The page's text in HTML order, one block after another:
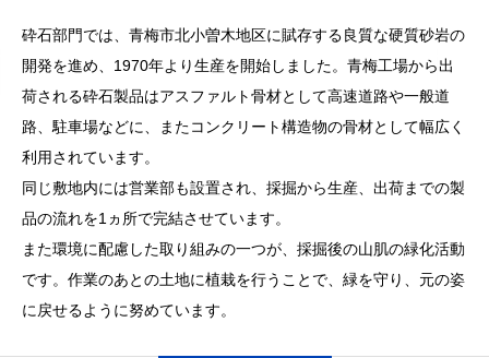
砕石部門では、青梅市北小曽木地区に賦存する良質な硬質砂岩の
開発を進め、1970年より生産を開始しました。青梅工場から出
荷される砕石製品はアスファルト骨材として高速道路や一般道
路、駐車場などに、またコンクリート構造物の骨材として幅広く
利用されています。
同じ敷地内には営業部も設置され、採掘から生産、出荷までの製
品の流れを1ヵ所で完結させています。
また環境に配慮した取り組みの一つが、採掘後の山肌の緑化活動
です。作業のあとの土地に植栽を行うことで、緑を守り、元の姿
に戻せるように努めています。